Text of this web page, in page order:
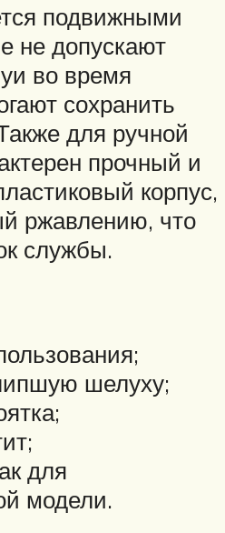
подвижными
не допускают
во время
сохранить
для ручной
прочный и
корпус,
ржавлению, что
службы.
шелуху;
для
модели.